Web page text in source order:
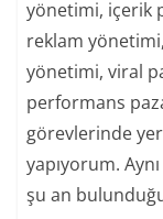
yönetimi, içerik
reklam
yönetimi, viral
performans
görevlerinde yer
yapıyorum.
şu an